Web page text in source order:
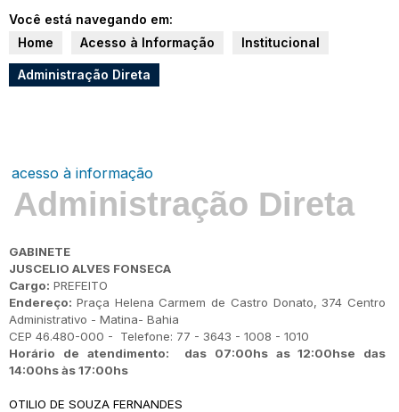
Você está navegando em:
Home
Acesso à Informação Institucional
Administração Direta
acesso à informação
Administração Direta
GABINETE
JUSCELIO ALVES FONSECA
Cargo: PREFEITO
Endereço: Praça Helena Carmem de Castro Donato, 374 Centro
Administrativo - Matina- Bahia
CEP 46.480-000 - Telefone: 77 - 3643 - 1008 - 1010
Horário de atendimento: das 07:00hs as 12:00hse das
14:00hs às 17:00hs
OTILIO DE SOUZA FERNANDES